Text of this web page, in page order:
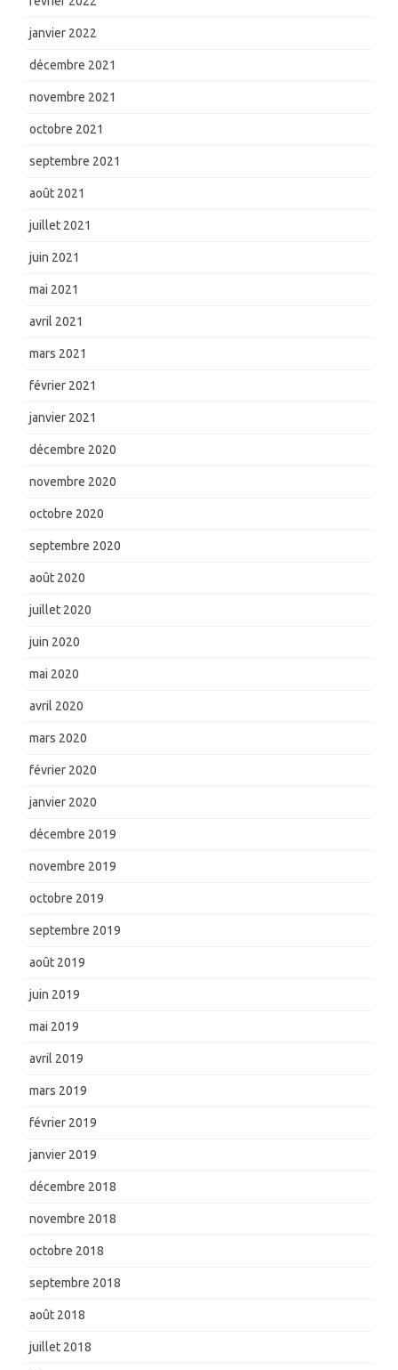
janvier 2022
décembre 2021
novembre 2021
octobre 2021
septembre 2021
août 2021
juillet 2021
juin 2021
mai 2021
avril 2021
mars 2021
février 2021
janvier 2021
décembre 2020
novembre 2020
octobre 2020
septembre 2020
août 2020
juillet 2020
juin 2020
mai 2020
avril 2020
mars 2020
février 2020
janvier 2020
décembre 2019
novembre 2019
octobre 2019
septembre 2019
août 2019
juin 2019
mai 2019
avril 2019
mars 2019
février 2019
janvier 2019
décembre 2018
novembre 2018
octobre 2018
septembre 2018
août 2018
juillet 2018